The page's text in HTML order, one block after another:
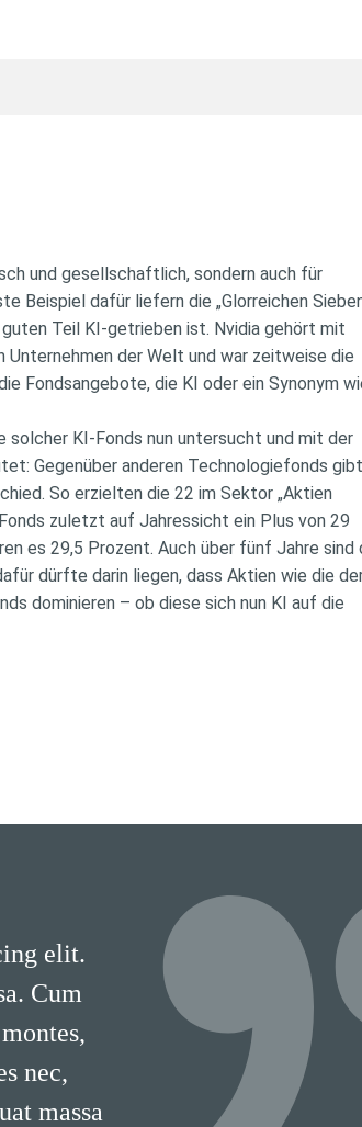
und gesellschaftlich, sondern auch für
Beispiel dafür liefern die „Glorreichen
Teil KI-getrieben ist. Nvidia gehört mit
der Welt und war zeitweise die
Fondsangebote, die KI oder ein Synonym
KI-Fonds nun untersucht und mit der
Gegenüber anderen Technologiefonds
So erzielten die 22 im Sektor „Aktien
zuletzt auf Jahressicht ein Plus von 29
es 29,5 Prozent. Auch über fünf Jahre sind
dürfte darin liegen, dass Aktien wie die
dominieren – ob diese sich nun KI auf die
elit.
Cum
nec,
massa